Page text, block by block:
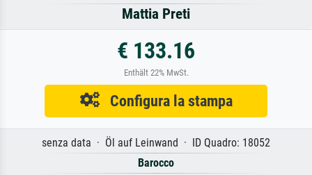
Mattia Preti
€ 133.16
Enthält 22% MwSt.
Configura la stampa
senza data · Öl auf Leinwand · ID Quadro: 18052
Barocco